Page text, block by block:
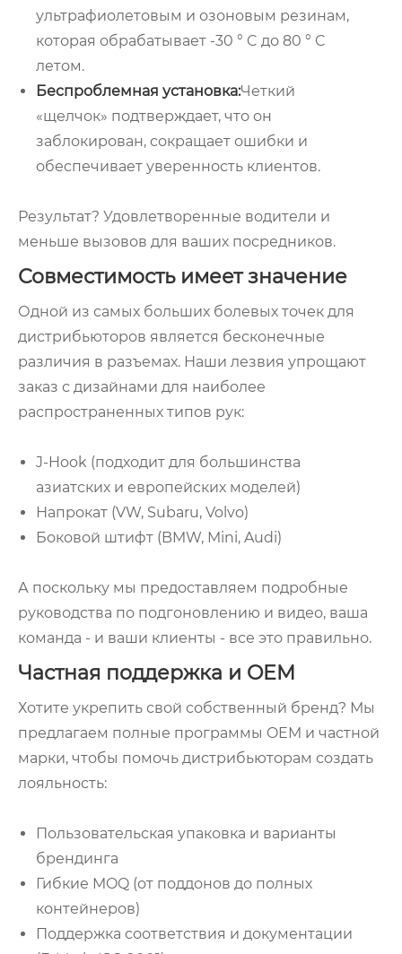
ультрафиолетовым и озоновым резинам,
которая обрабатывает -30 ° C до 80 ° C
летом.
Беспроблемная установка:Четкий
«щелчок» подтверждает, что он
заблокирован, сокращает ошибки и
обеспечивает уверенность клиентов.
Результат? Удовлетворенные водители и
меньше вызовов для ваших посредников.
Совместимость имеет значение
Одной из самых больших болевых точек для
дистрибьюторов является бесконечные
различия в разъемах. Наши лезвия упрощают
заказ с дизайнами для наиболее
распространенных типов рук:
J-Hook (подходит для большинства
азиатских и европейских моделей)
Напрокат (VW, Subaru, Volvo)
Боковой штифт (BMW, Mini, Audi)
А поскольку мы предоставляем подробные
руководства по подгоновлению и видео, ваша
команда - и ваши клиенты - все это правильно.
Частная поддержка и OEM
Хотите укрепить свой собственный бренд? Мы
предлагаем полные программы OEM и частной
марки, чтобы помочь дистрибьюторам создать
лояльность:
Пользовательская упаковка и варианты
брендинга
Гибкие MOQ (от поддонов до полных
контейнеров)
Поддержка соответствия и документации